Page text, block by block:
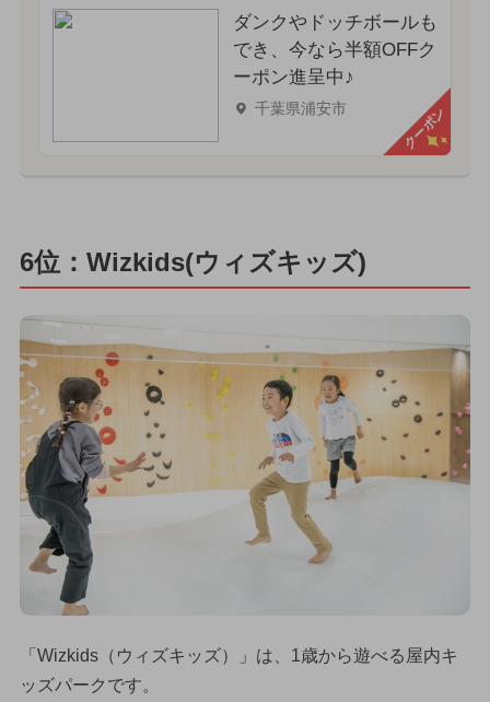
ダンクやドッチボールも
でき、今なら半額OFFク
ーポン進呈中♪
千葉県浦安市 クーポン
6位：Wizkids(ウィズキッズ)
「Wizkids（ウィズキッズ）」は、1歳から遊べる屋内キ
ッズパークです。